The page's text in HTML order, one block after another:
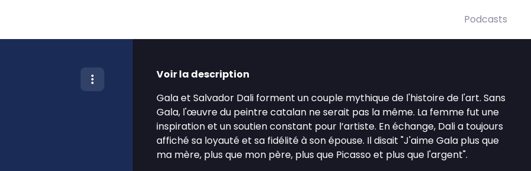
Podcasts
Voir la description
Gala et Salvador Dali forment un couple mythique de l'histoire de l'art. Sans
Gala, l'œuvre du peintre catalan ne serait pas la même. La femme fut une
inspiration et un soutien constant pour l’artiste. En échange, Dali a toujours
affiché sa loyauté et sa fidélité à son épouse. Il disait "J'aime Gala plus que
ma mère, plus que mon père, plus que Picasso et plus que l'argent".